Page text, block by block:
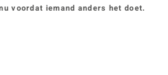
voordat iemand anders het doet.